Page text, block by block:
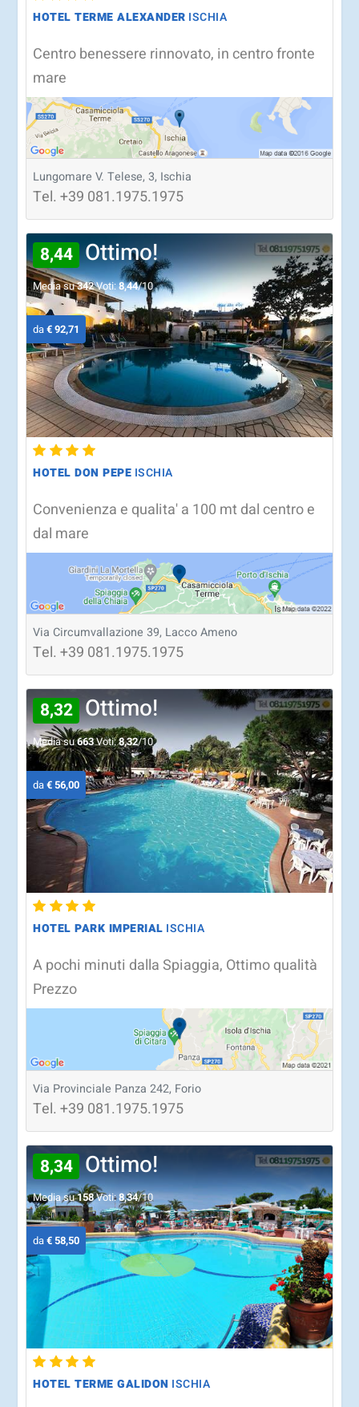
HOTEL TERME ALEXANDER ISCHIA
Centro benessere rinnovato, in centro fronte
mare
Lungomare V. Telese, 3, Ischia
Tel.+39 081.1975.1975
8,44 Ottimo!
Media su342Voti:8,44/10
da€ 92,71
HOTEL DON PEPE ISCHIA
Convenienza e qualita' a 100 mt dal centro e
dal mare
Via Circumvallazione 39, Lacco Ameno
Tel.+39 081.1975.1975
8,32 Ottimo!
Media su663Voti:8,32/10
da€ 56,00
HOTEL PARK IMPERIAL ISCHIA
A pochi minuti dalla Spiaggia, Ottimo qualità
Prezzo
Via Provinciale Panza 242, Forio
Tel.+39 081.1975.1975
8,34 Ottimo!
Media su158Voti:8,34/10
da€ 58,50
HOTEL TERME GALIDON ISCHIA